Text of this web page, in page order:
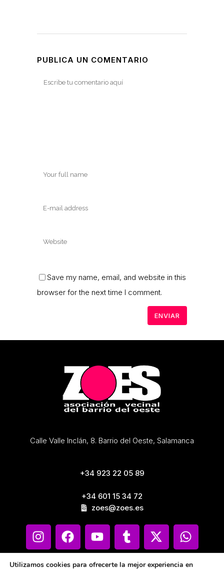
PUBLICA UN COMENTARIO
Save my name, email, and website in this
browser for the next time I comment.
Calle Valle Inclán, 8. Barrio del Oeste, Salamanca
+34 923 22 05 89
+34 601 15 34 72
zoes@zoes.es
Utilizamos cookies para ofrecerte la mejor experiencia en